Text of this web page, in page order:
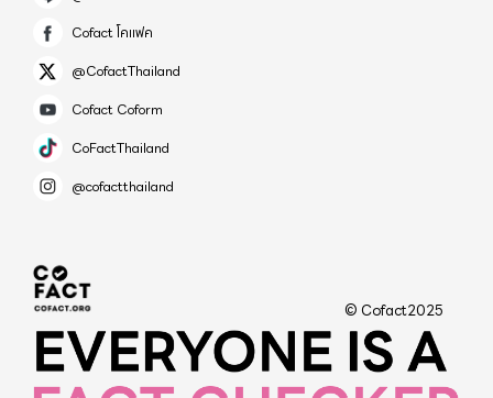
Cofact โคแฟค
@CofactThailand
Cofact Coform
CoFactThailand
@cofactthailand
© Cofact2025